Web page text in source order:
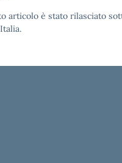
articolo è stato rilasciato